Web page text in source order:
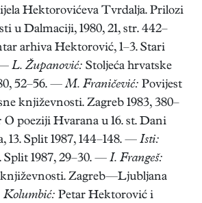
Hektorovićeva Tvrdalja. Prilozi
u Dalmaciji, 1980, 21, str. 442–
arhiva Hektorović, 1–3. Stari
— L. Županović: Stoljeća hrvatske
52–56. —M. Franičević: Povijest
književnosti. Zagreb 1983, 380–
O poeziji Hvarana u 16. st. Dani
13. Split 1987, 144–148. — Isti:
1987, 29–30. — I. Frangeš:
književnosti. Zagreb—Ljubljana
Kolumbić: Petar Hektorović i